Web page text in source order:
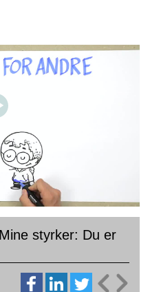
styrker: Du er